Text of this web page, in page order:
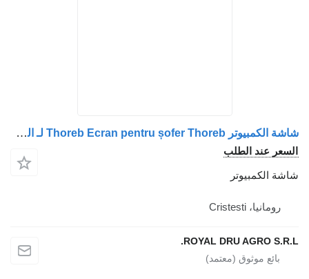
شاشة الكمبيوتر Thoreb Ecran pentru șofer Thoreb لـ الشاحنات Irisbus 2150122-12
الطلب
ROYAL DRU